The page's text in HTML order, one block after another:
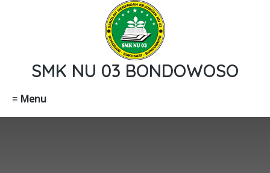
SMK NU 03 BONDOWOSO
≡ Menu